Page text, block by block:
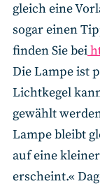
gleich eine
sogar einen
finden Sie bei
Die Lampe ist
Lichtkegel
gewählt
Lampe bleibt
auf eine
erscheint.«